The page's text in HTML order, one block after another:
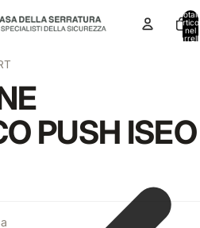
nel
PUSH ISEO